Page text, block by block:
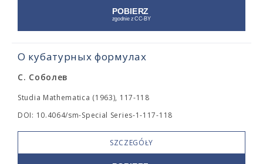
О кубатурных формулах
С. Соболев
Studia Mathematica (1963), 117-118
DOI: 10.4064/sm-Special Series-1-117-118
SZCZEGÓŁY